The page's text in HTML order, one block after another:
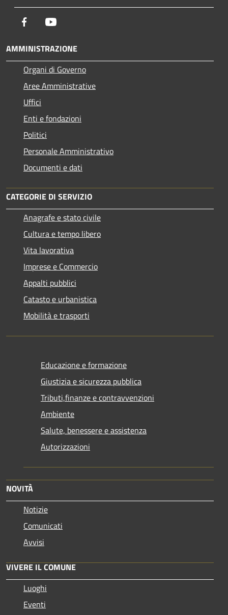
Facebook
AMMINISTRAZIONE
Organi di Governo
Aree Amministrative
Uffici
Enti e fondazioni
Politici
Personale Amministrativo
Documenti e dati
CATEGORIE DI SERVIZIO
Anagrafe e stato civile
Cultura e tempo libero
Vita lavorativa
Imprese e Commercio
Appalti pubblici
Catasto e urbanistica
Mobilità e trasporti
Educazione e formazione
Giustizia e sicurezza pubblica
Tributi,finanze e contravvenzioni
Ambiente
Salute, benessere e assistenza
Autorizzazioni
NOVITÀ
Notizie
Comunicati
Avvisi
VIVERE IL COMUNE
Luoghi
Eventi